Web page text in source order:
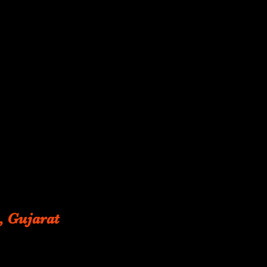
Gujarat